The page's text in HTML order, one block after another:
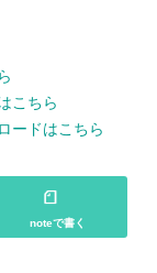
こちら
ードはこちら
noteで書く